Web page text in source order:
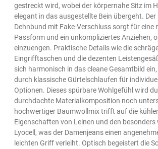
gestreckt wird, wobei der körpernahe Sitz im
elegant in das ausgestellte Bein übergeht.
Dehnbund mit Fake-Verschluss sorgt für eine
Passform und ein unkompliziertes Anziehen,
einzuengen. Praktische Details wie die
Eingrifftaschen und die dezenten
sich harmonisch in das cleane Gesamtbild
durch klassische Gürtelschlaufen für
Optionen. Dieses spürbare Wohlgefühl wird
durchdachte Materialkomposition noch
hochwertiger Baumwollmix trifft auf die
Eigenschaften von Leinen und den besonders
Lyocell, was der Damenjeans einen
leichten Griff verleiht. Optisch begeistert die